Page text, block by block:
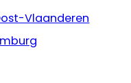
Vlaanderen